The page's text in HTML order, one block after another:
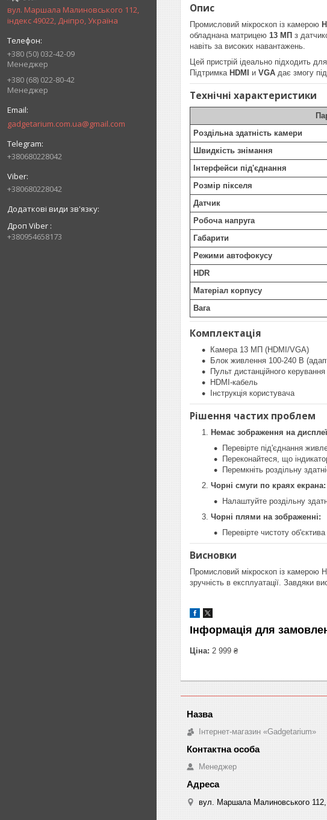
вул. Маршала Малиновського 112,
індекс 49022, Дніпро, Україна
+380 (50) 032-42-09
Менеджер
+380 (68) 022-80-42
Менеджер
gadgetarium.com.ua@gmail.com
+380680228042
+380680228042
Дроп Viber
+380954658173
Опис
Промисловий мікроскоп із камерою
обладнана матрицею 13 МП з
навіть за високих навантажень.
Цей пристрій ідеально підходить
Підтримка HDMI и VGA дає змогу
Технічні характеристики
Роздільна здатність камери
Швидкість знімання
Інтерфейси під'єднання
Розмір пікселя
Датчик
Робоча напруга
Габарити
Режими автофокусу
HDR
Матеріал корпусу
Вага
Комплектація
Камера 13 МП (HDMI/VGA)
Блок живлення 100-240 В
Пульт дистанційного керування
HDMI-кабель
Інструкція користувача
Рішення частих проблем
Немає зображення на
Перевірте під'єднання
Переконайтеся, що
Перемкніть роздільну
Чорні смуги по краях екрана:
Налаштуйте роздільну
Чорні плями на зображенні:
Перевірте чистоту
Висновки
Промисловий мікроскоп із камерою
зручність в експлуатації. Завдяки
Інформація для
Ціна: 2 999 ₴
Інтернет-магазин «Gadgetarium»
Менеджер
вул. Маршала Малиновського 112,